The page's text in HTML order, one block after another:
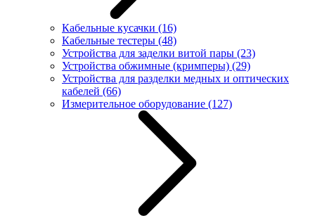
Кабельные кусачки (16)
Кабельные тестеры (48)
Устройства для заделки витой пары (23)
Устройства обжимные (кримперы) (29)
Устройства для разделки медных и оптических
кабелей (66)
Измерительное оборудование (127)